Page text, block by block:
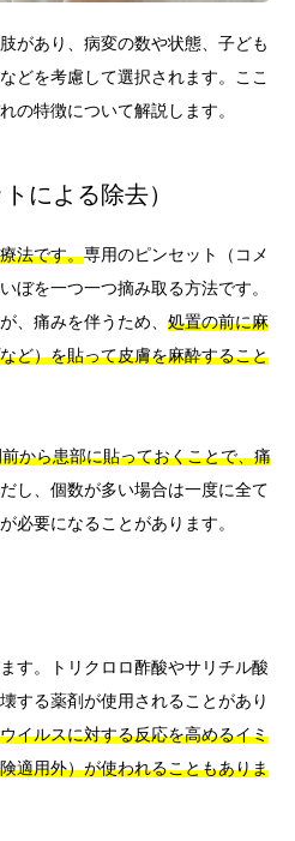
があり、病変の数や状態、子ども
どを考慮して選択されます。ここ
の特徴について解説します。
による除去）
法です。専用のピンセット（コメ
ぼを一つ一つ摘み取る方法です。
、痛みを伴うため、 処置の前に麻
ど）を貼って皮膚を麻酔すること
から患部に貼っておくことで、痛
し、個数が多い場合は一度に全て
必要になることがあります。
す。トリクロロ酢酸やサリチル酸
する薬剤が使用されることがあり
イルスに対する反応を高めるイミ
適用外）が使われることもありま